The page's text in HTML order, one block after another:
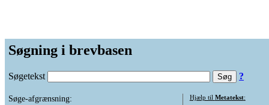
Søgning i brevbasen
Søgetekst ?
Søge-afgrænsning:
Hjælp til Metatekst: